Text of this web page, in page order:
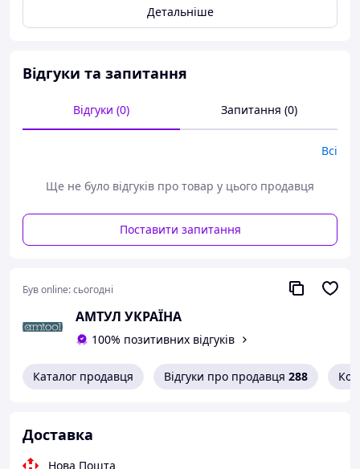
Головка нахилена під кутом 15°
Базовий інструмент хромований
Технічні характеристики:
Розмір під ключ: 3/8"
Стандарт на ізоляцію: IEC 60900 DIN EN 60900
Вага: 37 г.
Knipex, Германия
Детальніше
Відгуки та запитання
Відгуки (0) Запитання (0)
Всі
Ще не було відгуків про товар у цього продавця
Поставити запитання
Був online:сьогодні
АМТУЛ УКРАЇНА
100% позитивних відгуків
Каталог продавця Відгуки про продавця 288
Доставка
Нова Пошта